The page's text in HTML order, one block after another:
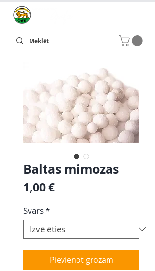
Baltas mimozas
1,00 €Cena
Svars*
Pievienot grozam